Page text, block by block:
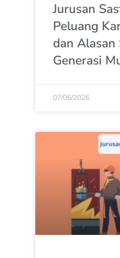
Jurusan
Peluang
dan
Generasi
07/06/2026